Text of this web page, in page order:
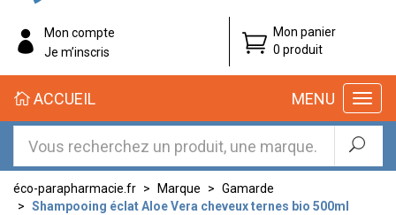
éco-
parapharmacie.fr
éco-
parapharmacie.fr
Mon compte
Je m’inscris
Mon panier
0 produit
MENU
ACCUEIL
éco-parapharmacie.fr Marque
Gamarde
Shampooing éclat Aloe Vera cheveux ternes bio 500ml